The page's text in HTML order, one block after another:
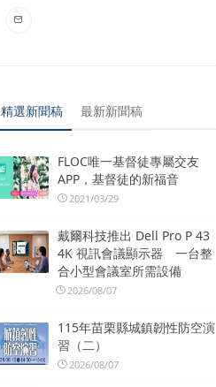
精選新聞稿 最新新聞稿
FLOC唯一基督徒專屬交友
APP，基督徒的新福音
2021/03/29
戴爾科技推出 Dell Pro P 43
4K 視訊會議顯示器 一台整
合小型會議室所需設備
2026/08/07
115年苗栗縣城鎮韌性防空演
習（二）
2026/08/07